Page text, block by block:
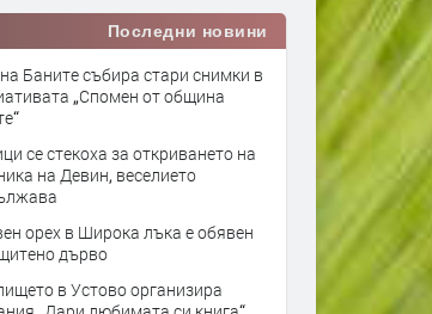
Последни новини
Баните събира стари снимки в
„Спомен от община
се стекоха за откриването на
на Девин, веселието
орех в Широка лъка е обявен
дърво
в Устово организира